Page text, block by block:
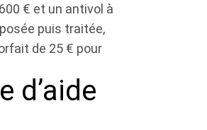
€ et un antivol à
puis traitée,
de 25 € pour
d’aide